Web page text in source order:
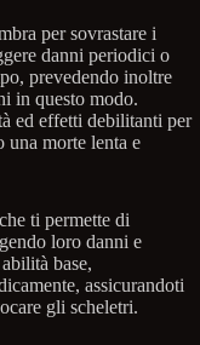
per sovrastare i
danni periodici o
prevedendo inoltre
in questo modo.
ed effetti debilitanti per
una morte lenta e
ti permette di
loro danni e
base,
assicurandoti
gli scheletri.